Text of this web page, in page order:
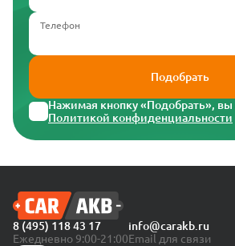
Телефон
Подобрать
Нажимая кнопку «Подобрать», вы
Политикой конфиденциальности
8 (495) 118 43 17
Ежедневно 9:00-21:00
info@carakb.ru
Email для связи